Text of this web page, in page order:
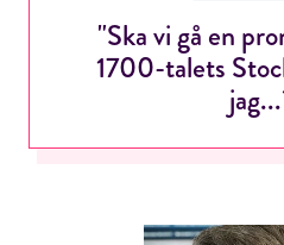
"Ska vi gå en
1700-talets